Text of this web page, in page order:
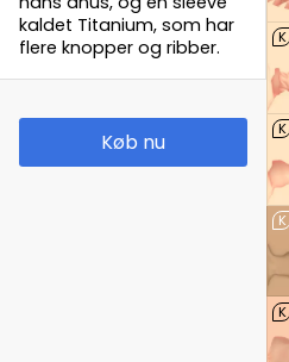
K
K
K
K
kaldet Titanium, som har
flere knopper og ribber.
Køb nu